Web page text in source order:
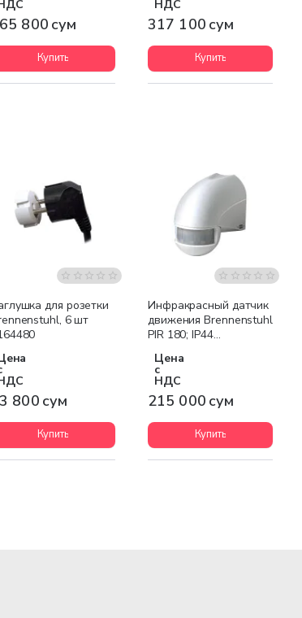
800 сум
Купить
НДС
317 100 сум
Купить
для розетки
6 шт
800 сум
Купить
Инфракрасный датчик
движения Brennenstuhl
PIR 180; IP44
Цена
с
НДС
215 000 сум
Купить